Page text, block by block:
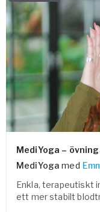
MediYoga –
MediYoga med
Enkla, terapeutiskt
ett mer stabilt